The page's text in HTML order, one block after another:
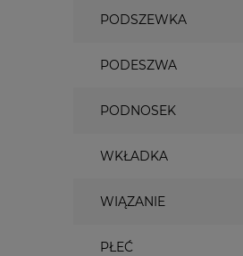
PODSZEWKA
PODESZWA
PODNOSEK
WKŁADKA
WIĄZANIE
PŁEĆ